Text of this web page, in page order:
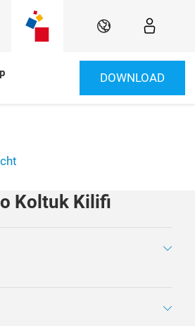
DE
DOWNLOAD
Koltuk Kilifi